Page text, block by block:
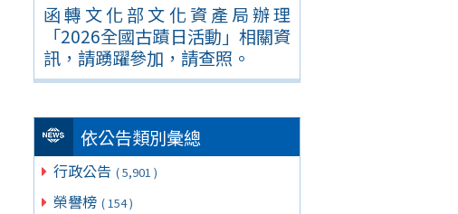
函轉文化部文化資產局辦理
「2026全國古蹟日活動」相關資
訊，請踴躍參加，請查照。
依公告類別彙總
行政公告 ( 5,901 )
榮譽榜 ( 154 )